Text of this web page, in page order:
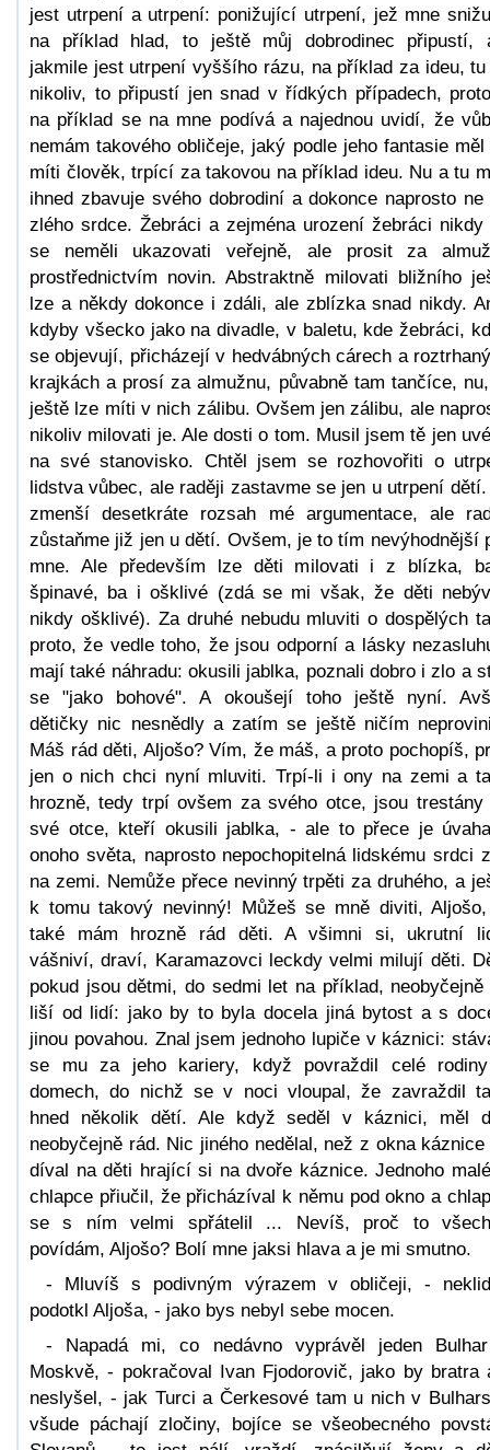
jest utrpení a utrpení: ponižující utrpení, jež mne
na příklad hlad, to ještě můj dobrodinec připustí,
jakmile jest utrpení vyššího rázu, na příklad za ideu,
nikoliv, to připustí jen snad v řídkých případech,
na příklad se na mne podívá a najednou uvidí, že
nemám takového obličeje, jaký podle jeho fantasie měl
míti člověk, trpící za takovou na příklad ideu. Nu a tu
ihned zbavuje svého dobrodiní a dokonce naprosto ne
zlého srdce. Žebráci a zejména urození žebráci nikdy
se neměli ukazovati veřejně, ale prosit za
prostřednictvím novin. Abstraktně milovati bližního
lze a někdy dokonce i zdáli, ale zblízka snad nikdy.
kdyby všecko jako na divadle, v baletu, kde žebráci,
se objevují, přicházejí v hedvábných cárech a
krajkách a prosí za almužnu, půvabně tam tančíce,
ještě lze míti v nich zálibu. Ovšem jen zálibu, ale
nikoliv milovati je. Ale dosti o tom. Musil jsem tě jen
na své stanovisko. Chtěl jsem se rozhovořiti o
lidstva vůbec, ale raději zastavme se jen u utrpení dětí.
zmenší desetkráte rozsah mé argumentace, ale
zůstaňme již jen u dětí. Ovšem, je to tím nevýhodnější
mne. Ale především lze děti milovati i z blízka,
špinavé, ba i ošklivé (zdá se mi však, že děti
nikdy ošklivé). Za druhé nebudu mluviti o dospělých
proto, že vedle toho, že jsou odporní a lásky
mají také náhradu: okusili jablka, poznali dobro i zlo a
se "jako bohové". A okoušejí toho ještě nyní.
dětičky nic nesnědly a zatím se ještě ničím
Máš rád děti, Aljošo? Vím, že máš, a proto pochopíš,
jen o nich chci nyní mluviti. Trpí-li i ony na zemi a
hrozně, tedy trpí ovšem za svého otce, jsou trestány
své otce, kteří okusili jablka, - ale to přece je
onoho světa, naprosto nepochopitelná lidskému srdci
na zemi. Nemůže přece nevinný trpěti za druhého, a
k tomu takový nevinný! Můžeš se mně diviti,
také mám hrozně rád děti. A všimni si, ukrutní
vášniví, draví, Karamazovci leckdy velmi milují děti.
pokud jsou dětmi, do sedmi let na příklad, neobyčejně
liší od lidí: jako by to byla docela jiná bytost a s
jinou povahou. Znal jsem jednoho lupiče v káznici:
se mu za jeho kariery, když povraždil celé
domech, do nichž se v noci vloupal, že zavraždil
hned několik dětí. Ale když seděl v káznici, měl
neobyčejně rád. Nic jiného nedělal, než z okna káznice
díval na děti hrající si na dvoře káznice. Jednoho
chlapce přiučil, že přicházíval k němu pod okno a
se s ním velmi spřátelil ... Nevíš, proč to
povídám, Aljošo? Bolí mne jaksi hlava a je mi smutno.
- Mluvíš s podivným výrazem v obličeji, -
podotkl Aljoša, - jako bys nebyl sebe mocen.
- Napadá mi, co nedávno vyprávěl jeden
Moskvě, - pokračoval Ivan Fjodorovič, jako by bratra
neslyšel, - jak Turci a Čerkesové tam u nich v
všude páchají zločiny, bojíce se všeobecného